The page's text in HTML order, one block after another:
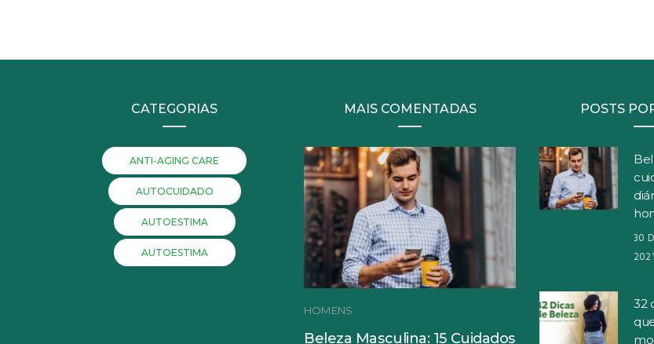
CATEGORIAS
ANTI-AGING CARE
AUTOCUIDADO
AUTOESTIMA
AUTOESTIMA
MAIS COMENTADAS
HOMENS
Beleza Masculina: 15 Cuidados
POSTS
30
2021
32